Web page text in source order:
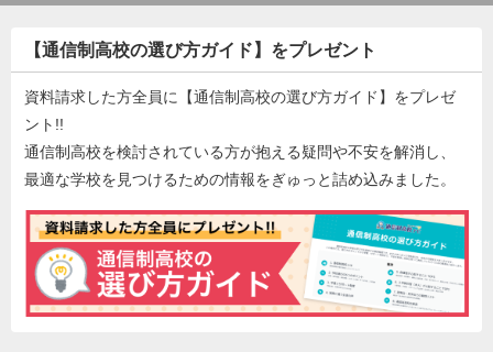
【通信制高校の選び方ガイド】をプレゼント
資料請求した方全員に【通信制高校の選び方ガイド】をプレゼ
ント!!
通信制高校を検討されている方が抱える疑問や不安を解消し、
最適な学校を見つけるための情報をぎゅっと詰め込みました。